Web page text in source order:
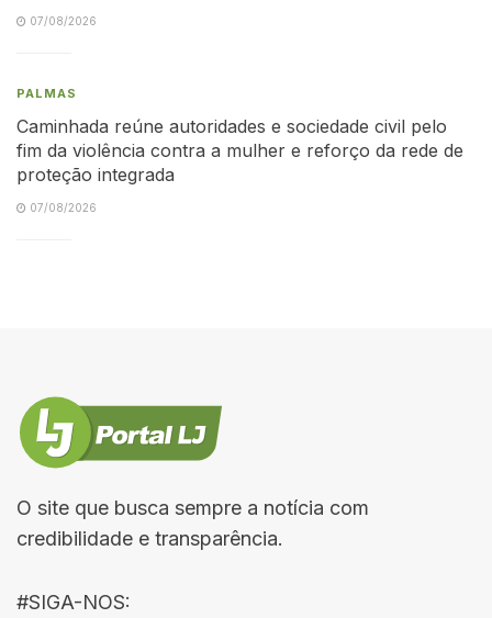
07/08/2026
PALMAS
Caminhada reúne autoridades e sociedade civil pelo
fim da violência contra a mulher e reforço da rede de
proteção integrada
07/08/2026
O site que busca sempre a notícia com
credibilidade e transparência.
#SIGA-NOS: